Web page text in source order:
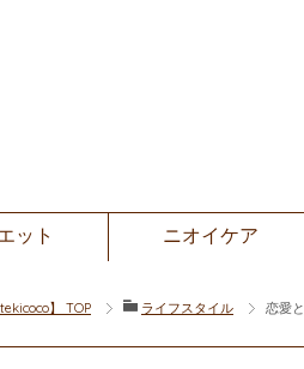
ット ニオイケア
】 TOP ライフスタイル 恋愛